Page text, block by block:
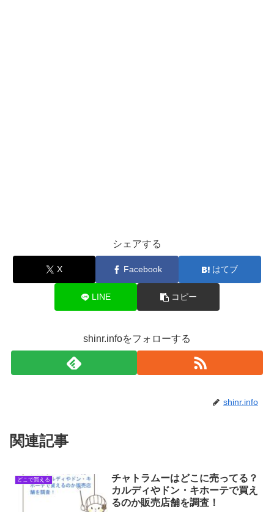
シェアする
X Facebook はてブ
LINE コピー
shinr.infoをフォローする
shinr.info
関連記事
どこで買える
チャトラムーはどこに売ってる？
カルディやドン・キホーテで買え
るのか販売店舗を調査！